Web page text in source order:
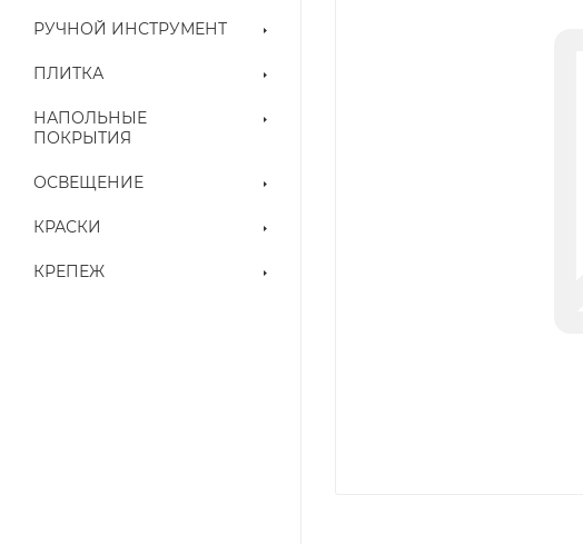
РУЧНОЙ ИНСТРУМЕНТ
ПЛИТКА
НАПОЛЬНЫЕ
ПОКРЫТИЯ
ОСВЕЩЕНИЕ
КРАСКИ
КРЕПЕЖ